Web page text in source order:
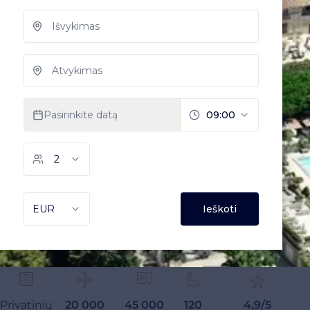
Privatinių
20 000
45 000
120
4,9/5